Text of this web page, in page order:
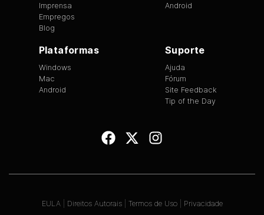
Imprensa
Empregos
Blog
Android
Plataformas
Windows
Mac
Android
Suporte
Ajuda
Fórum
Site Feedback
Tip of the Day
EULA Direitos Autorais| Termos de Uso| Privacidade